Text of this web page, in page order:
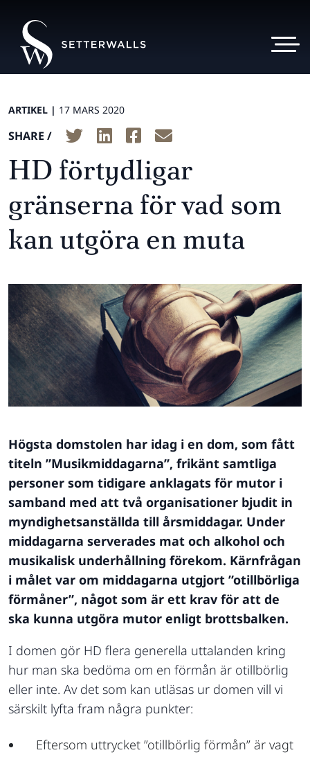
ARTIKEL | 17 MARS 2020
SHARE /
HD förtydligar
gränserna för vad som
kan utgöra en muta
Högsta domstolen har idag i en dom, som fått
titeln ”Musikmiddagarna”, frikänt samtliga
personer som tidigare anklagats för mutor i
samband med att två organisationer bjudit in
myndighetsanställda till årsmiddagar. Under
middagarna serverades mat och alkohol och
musikalisk underhållning förekom. Kärnfrågan
i målet var om middagarna utgjort ”otillbörliga
förmåner”, något som är ett krav för att de
ska kunna utgöra mutor enligt brottsbalken.
I domen gör HD flera generella uttalanden kring
hur man ska bedöma om en förmån är otillbörlig
eller inte. Av det som kan utläsas ur domen vill vi
särskilt lyfta fram några punkter:
Eftersom uttrycket ”otillbörlig förmån” är vagt